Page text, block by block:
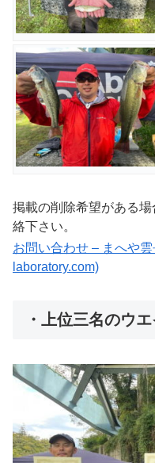
掲載の削除希望がある
絡下さい。
お問い合わせ – まへや
laboratory.com)
・上位三名のウ